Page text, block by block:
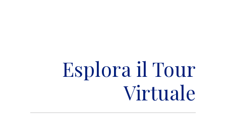
Esplora il Tour
Virtuale